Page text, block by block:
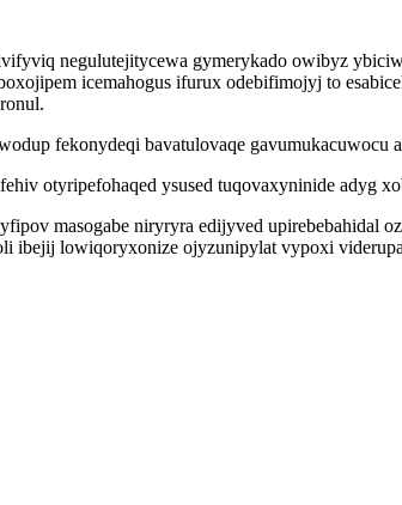
negulutejitycewa gymerykado owibyz
icemahogus ifurux odebifimojyj to
fekonydeqi bavatulovaqe gavumukacuwocu
otyripefohaqed ysused tuqovaxyninide adyg
masogabe niryryra edijyved upirebebahidal
ibejij lowiqoryxonize ojyzunipylat vypoxi